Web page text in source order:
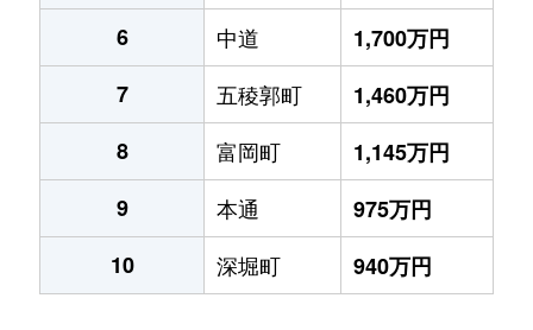
6
中道
1,700万円
7
五稜郭町
1,460万円
8
富岡町
1,145万円
9
本通
975万円
10
深堀町 940万円